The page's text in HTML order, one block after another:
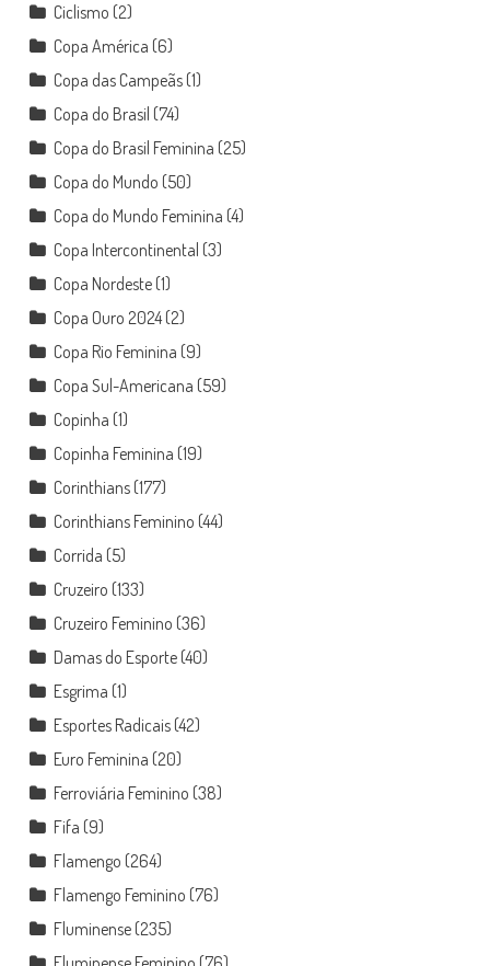
Ciclismo (2)
Copa América (6)
Copa das Campeãs(1)
Copa do Brasil (74)
Copa do Brasil Feminina (25)
Copa do Mundo (50)
Copa do Mundo Feminina (4)
Copa Intercontinental (3)
Copa Nordeste(1)
Copa Ouro 2024(2)
Copa Rio Feminina (9)
Copa Sul-Americana (59)
Copinha (1)
Copinha Feminina (19)
Corinthians(177)
Corinthians Feminino (44)
Corrida (5)
Cruzeiro (133)
Cruzeiro Feminino (36)
Damas do Esporte(40)
Esgrima (1)
Esportes Radicais(42)
Euro Feminina (20)
Ferroviária Feminino (38)
Fifa (9)
Flamengo (264)
Flamengo Feminino (76)
Fluminense(235)